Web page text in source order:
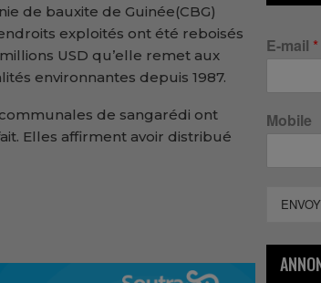
de bauxite de Guinée(CBG)
exploités ont été reboisés
USD qu’elle remet aux
environnantes depuis 1987.
de sangarédi ont
Elles affirment avoir distribué
E-mail *
Mobile